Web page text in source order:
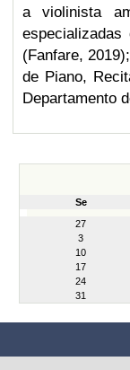
a violinista
(Fanfare,
de Piano,
Departamento
Se
27
3
10
17
24
31